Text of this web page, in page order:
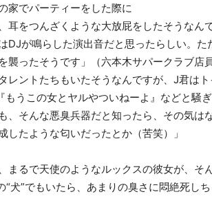
家でパーティーをした際に
耳をつんざくような大放屁をしたそうなん
DJが鳴らした演出音だと思ったらしい。
襲ったそうです」（六本木サパークラブ店員
レントたちもいたそうなんですが、J君は
もうこの女とヤルやついねーよ』などと騒
、そんな悪臭兵器だと知ったら、その気は
したような匂いだったとか（苦笑）」
まるで天使のようなルックスの彼女が、そ
犬”でもいたら、あまりの臭さに悶絶死しち